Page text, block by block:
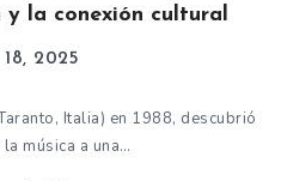
y la conexión cultural
2025
Italia) en 1988, descubrió
música a una…